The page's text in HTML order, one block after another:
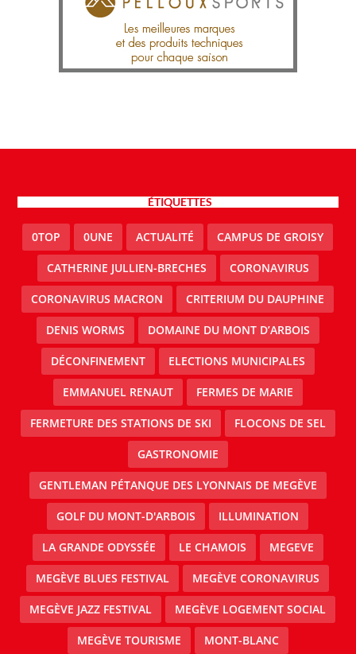
ÉTIQUETTES
0TOP 0UNE ACTUALITÉ CAMPUS DE GROISY
CATHERINE JULLIEN-BRECHES CORONAVIRUS
CORONAVIRUS MACRON CRITERIUM DU DAUPHINE
DENIS WORMS DOMAINE DU MONT D’ARBOIS
DÉCONFINEMENT ELECTIONS MUNICIPALES
EMMANUEL RENAUT FERMES DE MARIE
FERMETURE DES STATIONS DE SKI FLOCONS DE SEL
GASTRONOMIE
GENTLEMAN PÉTANQUE DES LYONNAIS DE MEGÈVE
GOLF DU MONT-D'ARBOIS ILLUMINATION
LA GRANDE ODYSSÉE LE CHAMOIS MEGEVE
MEGÈVE BLUES FESTIVAL MEGÈVE CORONAVIRUS
MEGÈVE JAZZ FESTIVAL MEGÈVE LOGEMENT SOCIAL
MEGÈVE TOURISME MONT-BLANC